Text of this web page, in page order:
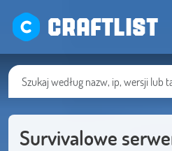
CRAFTLIST
Survivalowe